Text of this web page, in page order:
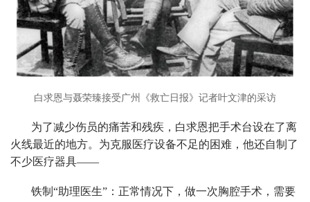
白求恩与聂荣臻接受广州《救亡日报》记者叶文津的采访
为了减少伤员的痛苦和残疾，白求恩把手术台设在了离
火线最近的地方。为克服医疗设备不足的困难，他还自制了
不少医疗器具——
铁制“助理医生”：正常情况下，做一次胸腔手术，需要